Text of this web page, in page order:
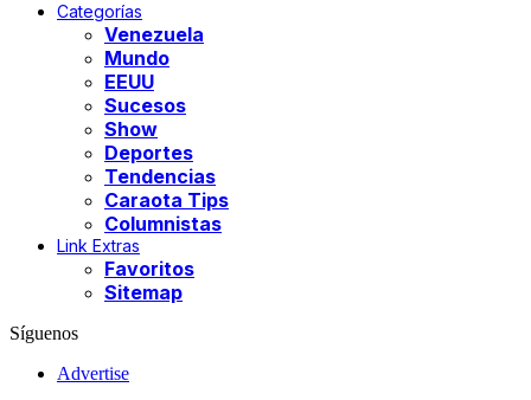
Categorías
Venezuela
Mundo
EEUU
Sucesos
Show
Deportes
Tendencias
Caraota Tips
Columnistas
Link Extras
Favoritos
Sitemap
Síguenos
Advertise